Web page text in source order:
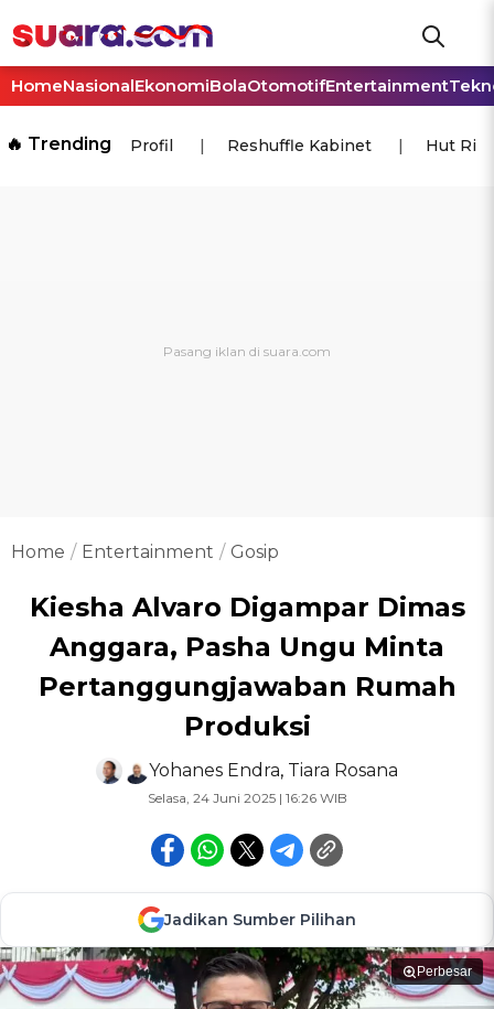
HomeNasionalEkonomiBolaOtomotifEntertainment
🔥 Trending Profil Reshuffle Kabinet Hut Ri
Home Entertainment Gosip
Kiesha Alvaro Digampar Dimas
Anggara, Pasha Ungu Minta
Pertanggungjawaban Rumah
Produksi
Yohanes Endra, Tiara Rosana
Selasa, 24 Juni 2025 | 16:26 WIB
Jadikan Sumber Pilihan
Perbesar